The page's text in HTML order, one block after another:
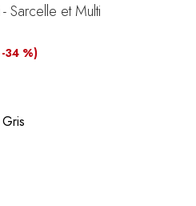
Sarcelle et Multi
-34 %)